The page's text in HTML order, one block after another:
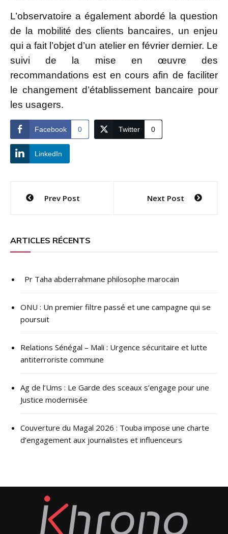
L’observatoire a également abordé la question
de la mobilité des clients bancaires, un enjeu
qui a fait l’objet d’un atelier en février dernier. Le
suivi de la mise en œuvre des
recommandations est en cours afin de faciliter
le changement d’établissement bancaire pour
les usagers.
Facebook 0 Twitter 0
LinkedIn
Navigation
l’article
Prev Post Next Post
ARTICLES RÉCENTS
Pr Taha abderrahmane philosophe marocain
ONU : ​Un premier filtre passé et une campagne qui se
poursuit
Relations Sénégal – Mali : Urgence sécuritaire et lutte
antiterroriste commune
Ag de l’Ums : Le Garde des sceaux s’engage pour une
Justice modernisée
Couverture du Magal 2026 : Touba impose une charte
d’engagement aux journalistes et influenceurs